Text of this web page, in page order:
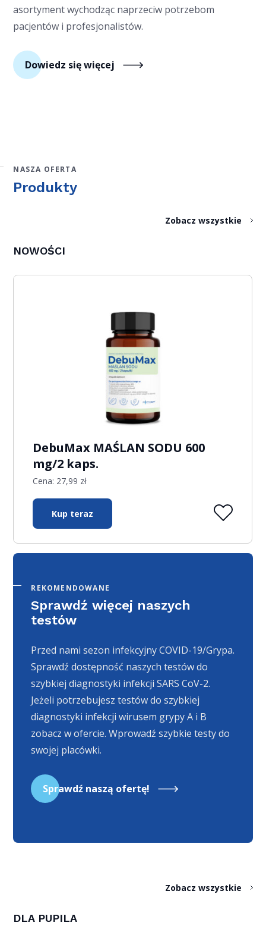
asortyment wychodząc naprzeciw potrzebom
pacjentów i profesjonalistów.
Dowiedz się więcej
NASZA OFERTA
Produkty
Zobacz wszystkie
NOWOŚCI
DebuMax MAŚLAN SODU 600
mg/2 kaps.
Cena: 27,99 zł
Kup teraz
REKOMENDOWANE
Sprawdź więcej naszych
testów
Przed nami sezon infekcyjny COVID-19/Grypa.
Sprawdź dostępność naszych testów do
szybkiej diagnostyki infekcji SARS CoV-2.
Jeżeli potrzebujesz testów do szybkiej
diagnostyki infekcji wirusem grypy A i B
zobacz w ofercie. Wprowadź szybkie testy do
swojej placówki.
Sprawdź naszą ofertę!
Zobacz wszystkie
DLA PUPILA